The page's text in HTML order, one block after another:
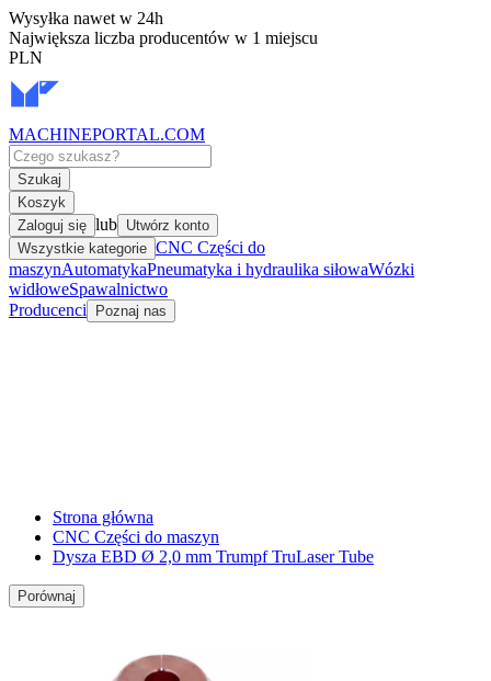
Wysyłka nawet w 24h
Największa liczba producentów w 1 miejscu
PLN
MACHINEPORTAL.COM
Szukaj
Koszyk
Zaloguj się lub Utwórz konto
Wszystkie kategorie CNC Części do
maszynAutomatykaPneumatyka i hydraulika siłowaWózki
widłoweSpawalnictwo
Producenci
Poznaj nas
Strona główna
CNC Części do maszyn
Dysza EBD Ø 2,0 mm Trumpf TruLaser Tube
Porównaj